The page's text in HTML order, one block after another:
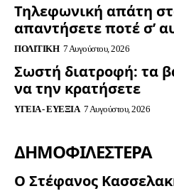
Τηλεφωνική απάτη
απαντήσετε ποτέ σ’
ΠΟΛΙΤΙΚΉ 7 Αυγούστου, 2026
Σωστή διατροφή: τα
να την κρατήσετε
ΥΓΕΊΑ - ΕΥΕΞΊΑ 7 Αυγούστου, 2026
ΔΗΜΟΦΙΛΈΣΤΕΡΑ
Ο Στέφανος